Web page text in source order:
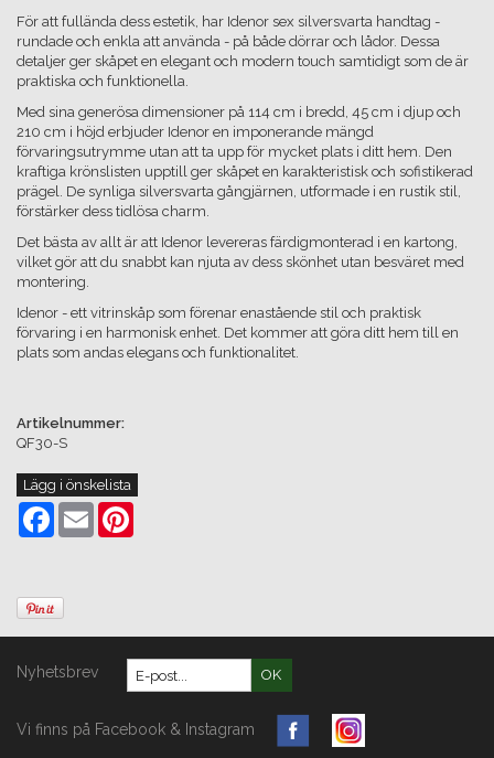
För att fullända dess estetik, har Idenor sex silversvarta handtag -
rundade och enkla att använda - på både dörrar och lådor. Dessa
detaljer ger skåpet en elegant och modern touch samtidigt som de är
praktiska och funktionella.
Med sina generösa dimensioner på 114 cm i bredd, 45 cm i djup och
210 cm i höjd erbjuder Idenor en imponerande mängd
förvaringsutrymme utan att ta upp för mycket plats i ditt hem. Den
kraftiga krönslisten upptill ger skåpet en karakteristisk och sofistikerad
prägel. De synliga silversvarta gångjärnen, utformade i en rustik stil,
förstärker dess tidlösa charm.
Det bästa av allt är att Idenor levereras färdigmonterad i en kartong,
vilket gör att du snabbt kan njuta av dess skönhet utan besväret med
montering.
Idenor - ett vitrinskåp som förenar enastående stil och praktisk
förvaring i en harmonisk enhet. Det kommer att göra ditt hem till en
plats som andas elegans och funktionalitet.
Artikelnummer:
QF30-S
Lägg i önskelista
Facebook
Email
Nyhetsbrev OK
Vi finns på Facebook & Instagram